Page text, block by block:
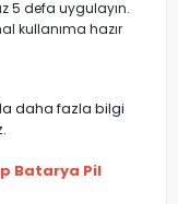
5 defa uygulayın.
kullanıma hazır
daha fazla bilgi
Batarya Pil